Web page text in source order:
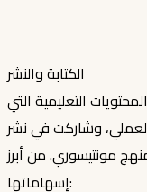
الكتابة والنشر
التعليمية التي
العملي، وشاركت في نشر
مونتيسوري. من أبرز
إسهاماتها: